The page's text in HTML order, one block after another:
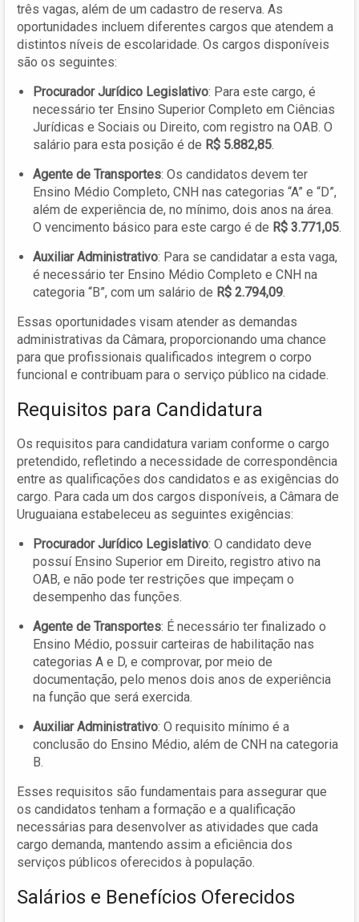
três vagas, além de um cadastro de reserva. As
oportunidades incluem diferentes cargos que atendem a
distintos níveis de escolaridade. Os cargos disponíveis
são os seguintes:
Procurador Jurídico Legislativo: Para este cargo, é
necessário ter Ensino Superior Completo em Ciências
Jurídicas e Sociais ou Direito, com registro na OAB. O
salário para esta posição é de R$ 5.882,85.
Agente de Transportes: Os candidatos devem ter
Ensino Médio Completo, CNH nas categorias “A” e “D”,
além de experiência de, no mínimo, dois anos na área.
O vencimento básico para este cargo é de R$ 3.771,05.
Auxiliar Administrativo: Para se candidatar a esta vaga,
é necessário ter Ensino Médio Completo e CNH na
categoria “B”, com um salário de R$ 2.794,09.
Essas oportunidades visam atender as demandas
administrativas da Câmara, proporcionando uma chance
para que profissionais qualificados integrem o corpo
funcional e contribuam para o serviço público na cidade.
Requisitos para Candidatura
Os requisitos para candidatura variam conforme o cargo
pretendido, refletindo a necessidade de correspondência
entre as qualificações dos candidatos e as exigências do
cargo. Para cada um dos cargos disponíveis, a Câmara de
Uruguaiana estabeleceu as seguintes exigências:
Procurador Jurídico Legislativo: O candidato deve
possuí Ensino Superior em Direito, registro ativo na
OAB, e não pode ter restrições que impeçam o
desempenho das funções.
Agente de Transportes: É necessário ter finalizado o
Ensino Médio, possuir carteiras de habilitação nas
categorias A e D, e comprovar, por meio de
documentação, pelo menos dois anos de experiência
na função que será exercida.
Auxiliar Administrativo: O requisito mínimo é a
conclusão do Ensino Médio, além de CNH na categoria
B.
Esses requisitos são fundamentais para assegurar que
os candidatos tenham a formação e a qualificação
necessárias para desenvolver as atividades que cada
cargo demanda, mantendo assim a eficiência dos
serviços públicos oferecidos à população.
Salários e Benefícios Oferecidos